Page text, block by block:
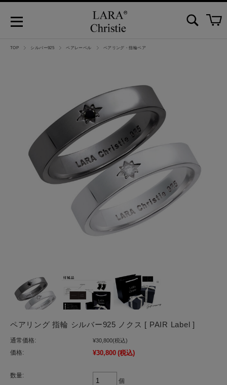
TOP シルバー925 ペアレーベル ペアリング・指輪ペア
ペアリング 指輪 シルバー925 ノクス [ PAIR Label ]
通常価格: ¥30,800(税込)
価格: ¥30,800 (税込)
数量:
個